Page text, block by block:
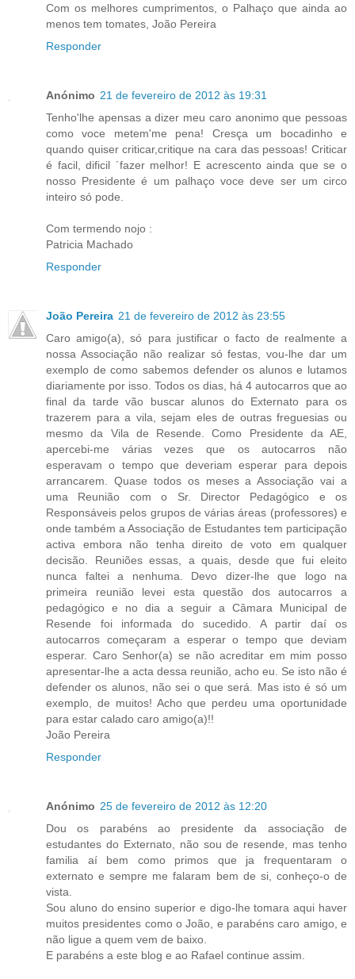
Com os melhores cumprimentos, o Palhaço que ainda ao
menos tem tomates, João Pereira
Responder
Anónimo 21 de fevereiro de 2012 às 19:31
Tenho'lhe apensas a dizer meu caro anonimo que pessoas
como voce metem'me pena! Cresça um bocadinho e
quando quiser criticar,critique na cara das pessoas! Criticar
é facil, dificil ´fazer melhor! E acrescento ainda que se o
nosso Presidente é um palhaço voce deve ser um circo
inteiro só pode.
Com termendo nojo :
Patricia Machado
Responder
João Pereira 21 de fevereiro de 2012 às 23:55
Caro amigo(a), só para justificar o facto de realmente a
nossa Associação não realizar só festas, vou-lhe dar um
exemplo de como sabemos defender os alunos e lutamos
diariamente por isso. Todos os dias, há 4 autocarros que ao
final da tarde vão buscar alunos do Externato para os
trazerem para a vila, sejam eles de outras freguesias ou
mesmo da Vila de Resende. Como Presidente da AE,
apercebi-me várias vezes que os autocarros não
esperavam o tempo que deveriam esperar para depois
arrancarem. Quase todos os meses a Associação vai a
uma Reunião com o Sr. Director Pedagógico e os
Responsáveis pelos grupos de várias áreas (professores) e
onde também a Associação de Estudantes tem participação
activa embora não tenha direito de voto em qualquer
decisão. Reuniões essas, a quais, desde que fui eleito
nunca faltei a nenhuma. Devo dizer-lhe que logo na
primeira reunião levei esta questão dos autocarros a
pedagógico e no dia a seguir a Câmara Municipal de
Resende foi informada do sucedido. A partir daí os
autocarros começaram a esperar o tempo que deviam
esperar. Caro Senhor(a) se não acreditar em mim posso
apresentar-lhe a acta dessa reunião, acho eu. Se isto não é
defender os alunos, não sei o que será. Mas isto é só um
exemplo, de muitos! Acho que perdeu uma oportunidade
para estar calado caro amigo(a)!!
João Pereira
Responder
Anónimo 25 de fevereiro de 2012 às 12:20
Dou os parabéns ao presidente da associação de
estudantes do Externato, não sou de resende, mas tenho
familia aí bem como primos que ja frequentaram o
externato e sempre me falaram bem de si, conheço-o de
vista.
Sou aluno do ensino superior e digo-lhe tomara aqui haver
muitos presidentes como o João, e parabéns caro amigo, e
não ligue a quem vem de baixo.
E parabéns a este blog e ao Rafael continue assim.